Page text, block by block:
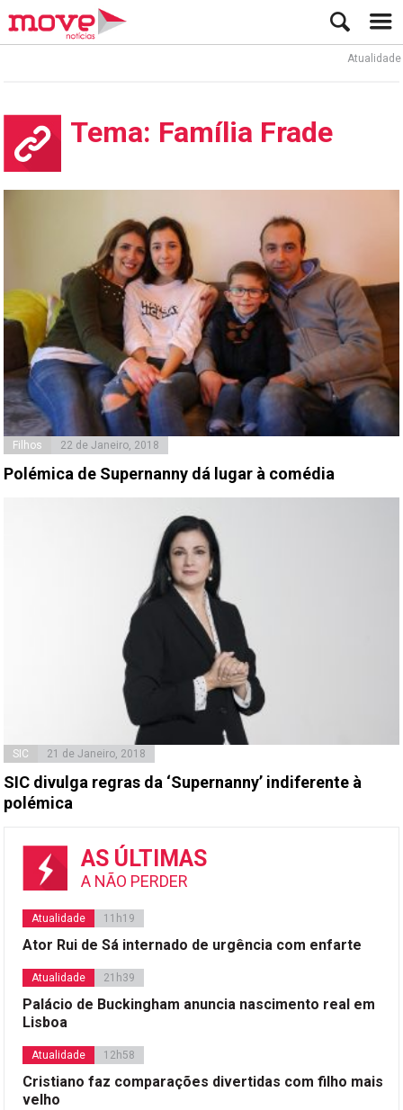
Atualidade
Tema: Família Frade
Filhos 22 de Janeiro, 2018
Polémica de Supernanny dá lugar à comédia
SIC 21 de Janeiro, 2018
SIC divulga regras da ‘Supernanny’ indiferente à
polémica
AS ÚLTIMAS
A NÃO PERDER
Atualidade 11h19
Ator Rui de Sá internado de urgência com enfarte
Atualidade 21h39
Palácio de Buckingham anuncia nascimento real em
Lisboa
Atualidade 12h58
Cristiano faz comparações divertidas com filho mais
velho